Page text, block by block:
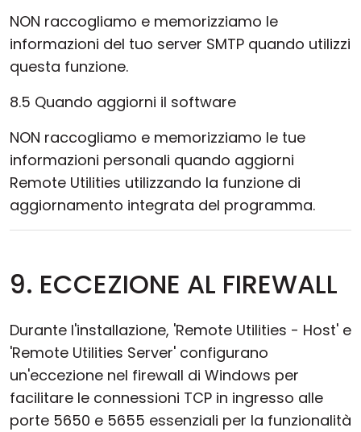
NON raccogliamo e memorizziamo le
informazioni del tuo server SMTP quando utilizzi
questa funzione.
8.5 Quando aggiorni il software
NON raccogliamo e memorizziamo le tue
informazioni personali quando aggiorni
Remote Utilities utilizzando la funzione di
aggiornamento integrata del programma.
9. ECCEZIONE AL FIREWALL
Durante l'installazione, 'Remote Utilities - Host' e
'Remote Utilities Server' configurano
un'eccezione nel firewall di Windows per
facilitare le connessioni TCP in ingresso alle
porte 5650 e 5655 essenziali per la funzionalità